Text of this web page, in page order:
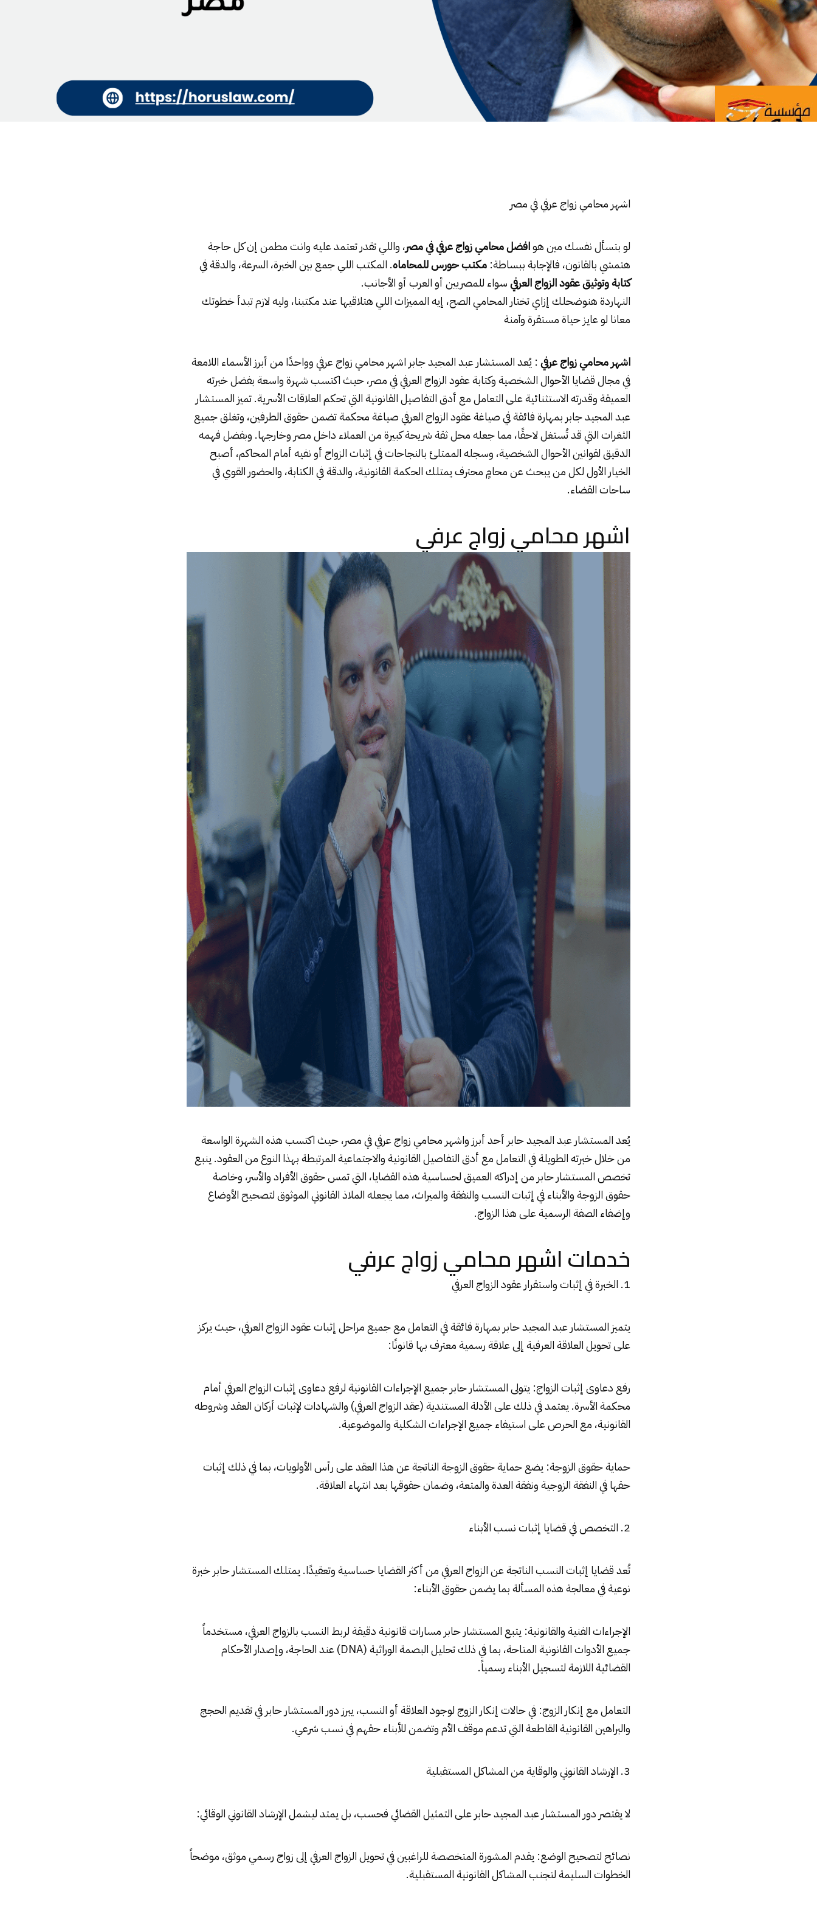
اشهر محامي زواج عرفي في مصر
لو بتسأل نفسك مين هوافضل محامي زواج عرفي في مصر، واللي تقدر تعتمد عليه وانت مطمن إن كل حاجة
هتمشي بالقانون، فالإجابة ببساطة: مكتب حورس للمحاماه. المكتب اللي جمع بين الخبرة، السرعة، والدقة في
كتابة وتوثيق عقود الزواج العرفيسواء للمصريين أو العرب أو الأجانب.
النهاردة هنوضحلك إزاي تختار المحامي الصح، إيه المميزات اللي هتلاقيها عند مكتبنا، وليه لازم تبدأ خطوتك
معانا لو عايز حياة مستقرة وآمنة
اشهر محامي زواج عرفي : يُعد المستشار عبد المجيد جابر اشهر محامي زواجعرفيوواحدًا من أبرز الأسماء اللامعة
في مجال قضايا الأحوال الشخصية وكتابة عقود الزواجالعرفيفي مصر، حيث اكتسب شهرة واسعة بفضل خبرته
العميقة وقدرته الاستثنائية على التعامل مع أدق التفاصيل القانونية التي تحكم العلاقات الأسرية. تميز المستشار
عبد المجيد جابر بمهارة فائقة في صياغة عقودالزواجالعرفيصياغة محكمة تضمن حقوق الطرفين، وتغلق جميع
الثغرات التي قد تُستغل لاحقًا، مما جعله محل ثقة شريحة كبيرة من العملاء داخل مصر وخارجها. وبفضل فهمه
الدقيق لقوانين الأحوال الشخصية، وسجله الممتلئ بالنجاحات في إثبات الزواج أو نفيه أمام المحاكم، أصبح
الخيار الأول لكل من يبحث عن محامٍ محترف يمتلك الحكمة القانونية، والدقة في الكتابة، والحضور القوي في
ساحات القضاء.
اشهر محامي زواج عرفي
يُعد المستشار عبد المجيد حابر أحد أبرز واشهر محامي زواجعرفيفي مصر، حيث اكتسب هذه الشهرة الواسعة
من خلال خبرته الطويلة في التعامل مع أدق التفاصيل القانونية والاجتماعية المرتبطة بهذا النوع من العقود. ينبع
تخصص المستشار حابر من إدراكه العميق لحساسية هذه القضايا، التي تمس حقوق الأفراد والأسر، وخاصة
حقوق الزوجة والأبناء في إثبات النسب والنفقة والميراث، مما يجعله الملاذ القانوني الموثوق لتصحيح الأوضاع
وإضفاء الصفة الرسمية على هذا الزواج.
خدمات اشهر محامي زواج عرفي
1. الخبرة في إثبات واستقرار عقود الزواج العرفي
يتميز المستشار عبد المجيد حابر بمهارة فائقة في التعامل مع جميع مراحل إثبات عقود الزواج العرفي، حيث يركز
على تحويل العلاقة العرفية إلى علاقة رسمية معترف بها قانونًا:
رفع دعاوى إثبات الزواج: يتولى المستشار حابر جميع الإجراءات القانونية لرفع دعاوى إثبات الزواج العرفي أمام
محكمة الأسرة. يعتمد في ذلك على الأدلة المستندية (عقد الزواج العرفي) والشهادات لإثبات أركان العقد وشروطه
القانونية، مع الحرص على استيفاء جميع الإجراءات الشكلية والموضوعية.
حماية حقوق الزوجة: يضع حماية حقوق الزوجة الناتجة عن هذا العقد على رأس الأولويات، بما في ذلك إثبات
حقها في النفقة الزوجية ونفقة العدة والمتعة، وضمان حقوقها بعد انتهاء العلاقة.
2. التخصص في قضايا إثبات نسب الأبناء
تُعد قضايا إثبات النسب الناتجة عن الزواج العرفي من أكثر القضايا حساسية وتعقيدًا. يمتلك المستشار حابر خبرة
نوعية في معالجة هذه المسألة بما يضمن حقوق الأبناء:
الإجراءات الفنية والقانونية: يتبع المستشار حابر مسارات قانونية دقيقة لربط النسب بالزواج العرفي، مستخدماً
جميع الأدوات القانونية المتاحة، بما في ذلك تحليل البصمة الوراثية (DNA) عند الحاجة، وإصدار الأحكام
القضائية اللازمة لتسجيل الأبناء رسمياً.
التعامل مع إنكار الزوج: في حالات إنكار الزوج لوجود العلاقة أو النسب، يبرز دور المستشار حابر في تقديم الحجج
والبراهين القانونية القاطعة التي تدعم موقف الأم وتضمن للأبناء حقهم في نسب شرعي.
3. الإرشاد القانوني والوقاية من المشاكل المستقبلية
لا يقتصر دور المستشار عبد المجيد حابر على التمثيل القضائي فحسب، بل يمتد ليشمل الإرشاد القانوني الوقائي:
نصائح لتصحيح الوضع: يقدم المشورة المتخصصة للراغبين في تحويل الزواج العرفي إلى زواج رسمي موثق، موضحاً
الخطوات السليمة لتجنب المشاكل القانونية المستقبلية.